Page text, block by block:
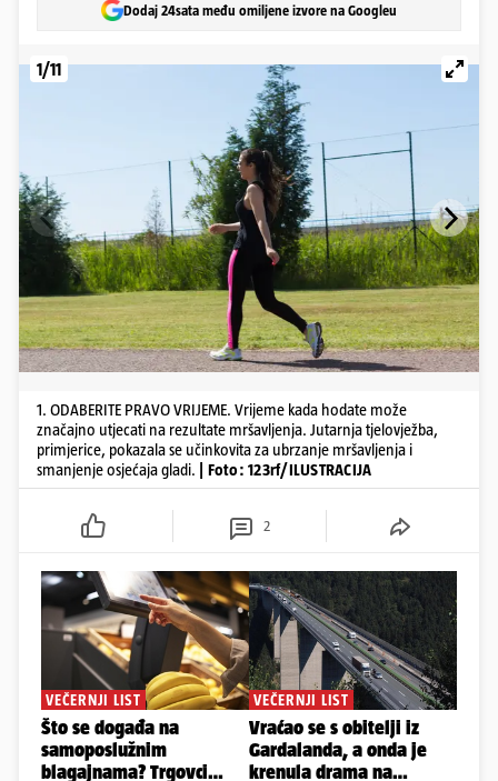
Dodaj 24sata među omiljene izvore na Googleu
1/11
1. ODABERITE PRAVO VRIJEME. Vrijeme kada hodate može
značajno utjecati na rezultate mršavljenja. Jutarnja tjelovježba,
primjerice, pokazala se učinkovita za ubrzanje mršavljenja i
smanjenje osjećaja gladi.
| Foto: 123rf/ILUSTRACIJA
2